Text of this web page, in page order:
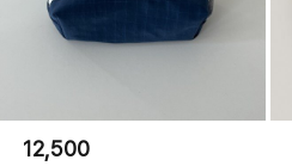
12,500